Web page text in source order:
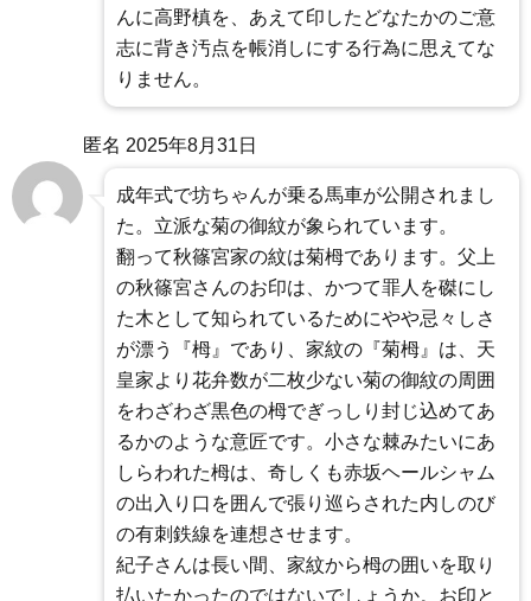
んに高野槙を、あえて印したどなたかのご意
志に背き汚点を帳消しにする行為に思えてな
りません。
匿名 2025年8月31日
成年式で坊ちゃんが乗る馬車が公開されまし
た。立派な菊の御紋が象られています。
翻って秋篠宮家の紋は菊栂であります。父上
の秋篠宮さんのお印は、かつて罪人を磔にし
た木として知られているためにやや忌々しさ
が漂う『栂』であり、家紋の『菊栂』は、天
皇家より花弁数が二枚少ない菊の御紋の周囲
をわざわざ黒色の栂でぎっしり封じ込めてあ
るかのような意匠です。小さな棘みたいにあ
しらわれた栂は、奇しくも赤坂ヘールシャム
の出入り口を囲んで張り巡らされた内しのび
の有刺鉄線を連想させます。
紀子さんは長い間、家紋から栂の囲いを取り
払いたかったのではないでしょうか。お印と